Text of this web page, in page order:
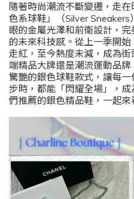
隨著時尚潮流不斷變遷，走
色系球鞋」（Silver
眼的金屬光澤和前衛設計，
的未來科技感。從上一季開
走紅，至今熱度未減，成為
端精品大牌還是潮流運動品
驚艷的銀色球鞋款式，讓每
步時，都能「閃耀全場」，
們推薦的銀色精品鞋，一起來